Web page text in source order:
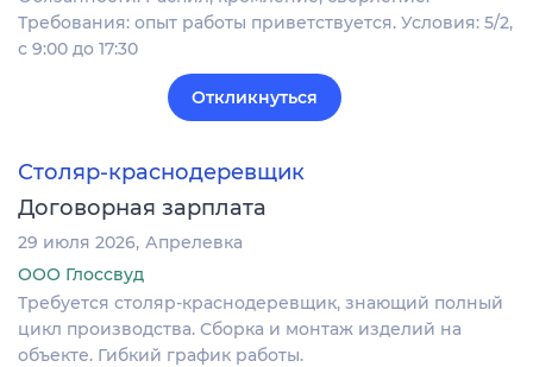
Требования: опыт работы приветствуется. Условия: 5/2,
с 9:00 до 17:30
Откликнуться
Столяр-краснодеревщик
Договорная зарплата
29 июля 2026 Апрелевка
ООО Глоссвуд
Требуется столяр-краснодеревщик, знающий полный
цикл производства. Сборка и монтаж изделий на
объекте. Гибкий график работы.